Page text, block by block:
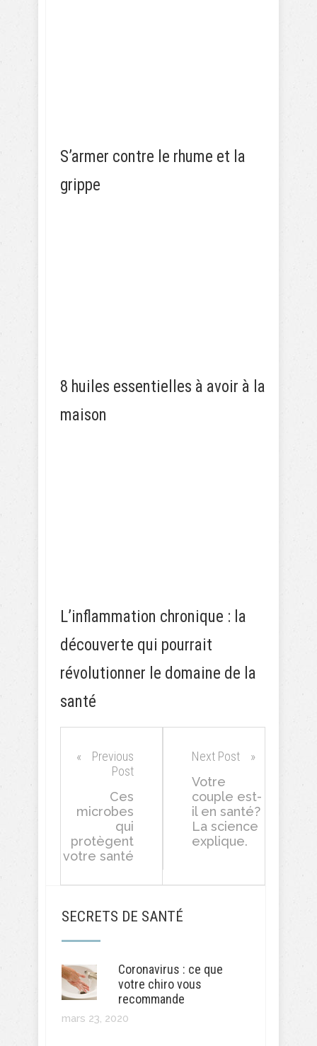
SECRETS DE SANTÉ
Coronavirus : ce que
votre chiro vous
recommande
mars 23, 2020
S’armer contre le rhume et la
grippe
8 huiles essentielles à avoir à la
maison
L’inflammation chronique : la
découverte qui pourrait
révolutionner le domaine de la
santé
Previous
Post
Ces
microbes
qui
protègent
votre santé
Next Post
Votre
couple est-
il en santé?
La science
explique.